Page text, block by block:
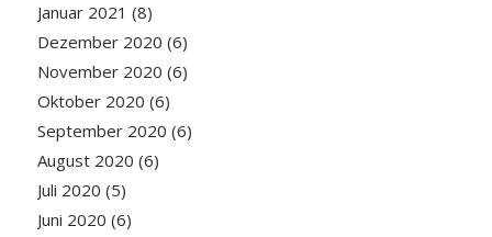
Januar 2021 (8)
Dezember 2020 (6)
November 2020 (6)
Oktober 2020 (6)
September 2020 (6)
August 2020 (6)
Juli 2020 (5)
Juni 2020 (6)